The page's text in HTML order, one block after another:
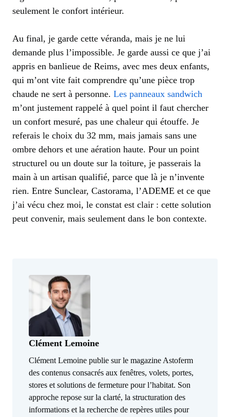
seulement le confort intérieur.
Au final, je garde cette véranda, mais je ne lui
demande plus l’impossible. Je garde aussi ce que j’ai
appris en banlieue de Reims, avec mes deux enfants,
qui m’ont vite fait comprendre qu’une pièce trop
chaude ne sert à personne. Les panneaux sandwich
m’ont justement rappelé à quel point il faut chercher
un confort mesuré, pas une chaleur qui étouffe. Je
referais le choix du 32 mm, mais jamais sans une
ombre dehors et une aération haute. Pour un point
structurel ou un doute sur la toiture, je passerais la
main à un artisan qualifié, parce que là je n’invente
rien. Entre Sunclear, Castorama, l’ADEME et ce que
j’ai vécu chez moi, le constat est clair : cette solution
peut convenir, mais seulement dans le bon contexte.
Clément Lemoine
Clément Lemoine publie sur le magazine Astoferm
des contenus consacrés aux fenêtres, volets, portes,
stores et solutions de fermeture pour l’habitat. Son
approche repose sur la clarté, la structuration des
informations et la recherche de repères utiles pour